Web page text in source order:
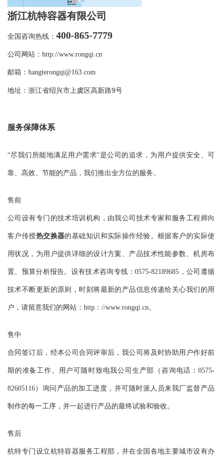
浙江杭特容器有限公司
全国咨询热线： 400-865-7779
公司网站： http://www.rongqi.cn
邮箱： hangterongqi@163.com
地址： 浙江省绍兴市上虞区高新路9号
服务保障体系
“尽我们所能地满足用户需求”是公司的追求，为用户提供安全、可
靠、高效、节能的产品，我们推出全方位的服务。
售前
公司设有专门的技术培训机构，由我公司技术专家和服务工程师向
客户传授热交换器的基础知识和实际操作经验。根据客户的实际使
用状况，为用户提供详细的设计方案、产品技术性能参数、机房布
置、预算分析报告。设有技术咨询专线：0575-82189685，公司遵循
技术不断更新的原则，时刻将最新的产品信息传递给关心我们的用
户，请留意我们的网站：http：//www.rongqi.cn。
售中
合同签订后，经本公司合同评审后，我公司将及时协助用户作好前
期的准备工作。用户可随时致电我公司生产部（咨询电话：0575-
82605116）询问产品的加工进度，并可随时派人员来我厂监督产品
制作的每一工序，并一起进行产品的最终试验和验收。
售后
杭特专门设立杭特容器服务工程部，并在全国各地主要城市设有办